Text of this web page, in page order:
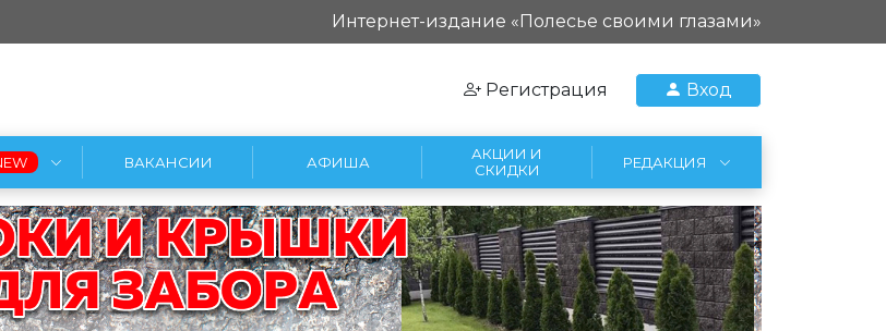
Интернет-издание «Полесье своими глазами»
Регистрация Вход
ВАКАНСИИ АФИША
АКЦИИ И
СКИДКИ
РЕДАКЦИЯ